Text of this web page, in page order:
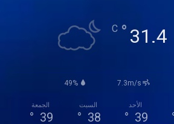
31.4
°
C
49% 7.3m/s
الجمعة
39
°
السبت
38
°
الأحد
39
°